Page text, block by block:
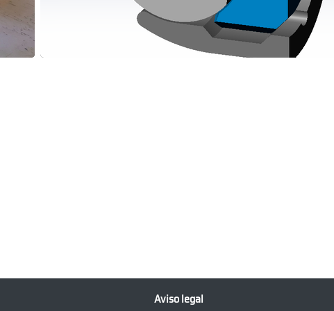
Aviso legal